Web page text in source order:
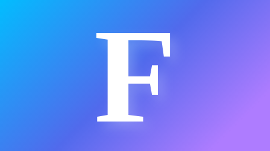
F